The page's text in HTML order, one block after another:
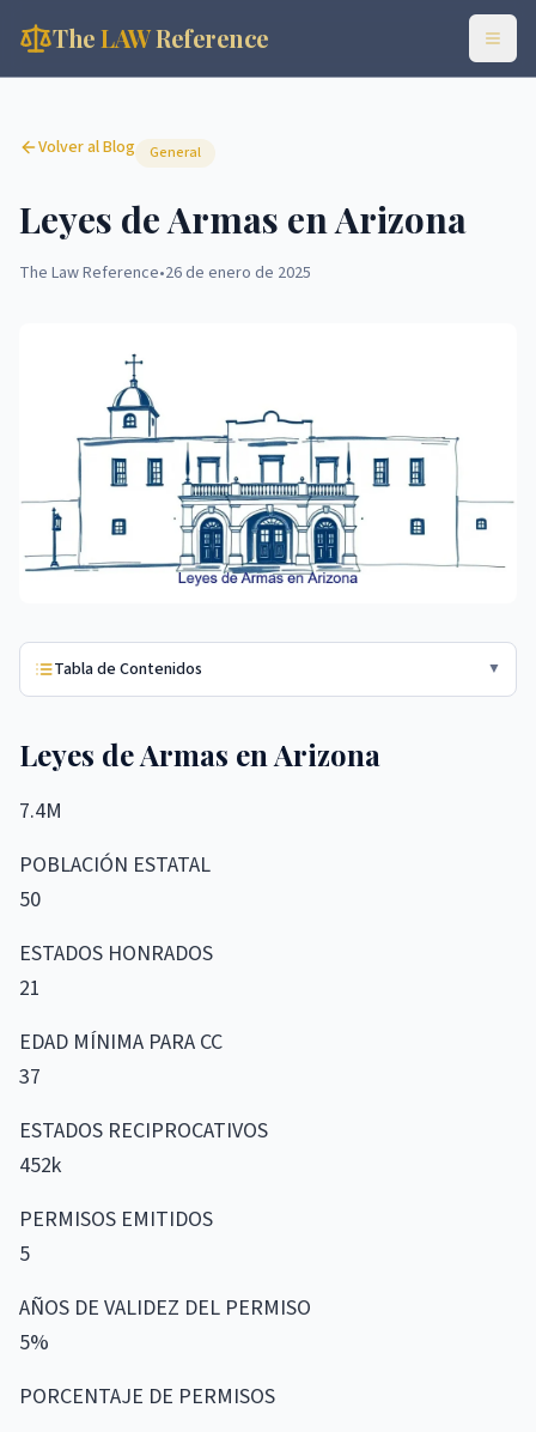
TheLAWReference
Volver al Blog General
Leyes de Armas en Arizona
The Law Reference•26 de enero de 2025
Tabla de Contenidos ▼
Leyes de Armas en Arizona
7.4M
POBLACIÓN ESTATAL
50
ESTADOS HONRADOS
21
EDAD MÍNIMA PARA CC
37
ESTADOS RECIPROCATIVOS
452k
PERMISOS EMITIDOS
5
AÑOS DE VALIDEZ DEL PERMISO
5%
PORCENTAJE DE PERMISOS